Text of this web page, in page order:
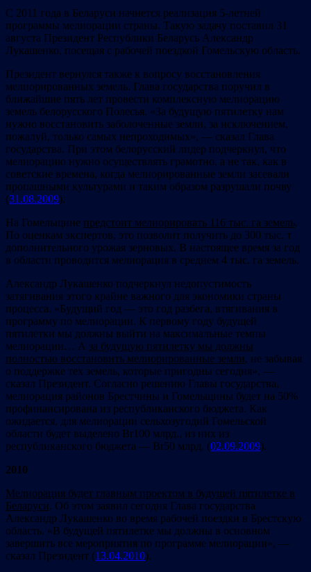
С 2011 года в Беларуси начнется реализация 5-летней
программы мелиорации страны. Такую задачу поставил 31
августа Президент Республики Беларусь Александр
Лукашенко, посещая с рабочей поездкой Гомельскую область.
Президент вернулся также к вопросу восстановления
мелиорированных земель. Глава государства поручил в
ближайшие пять лет провести комплексную мелиорацию
земель белорусского Полесья. «За будущую пятилетку нам
нужно восстановить заболоченные земли, за исключением,
пожалуй, только самых непроходимых», — сказал Глава
государства. При этом белорусский лидер подчеркнул, что
мелиорацию нужно осуществлять грамотно, а не так, как в
советские времена, когда мелиорированные земли засевали
пропашными культурами и таким образом разрушали почву
(31.08.2009).
На Гомельщине предстоит мелиорировать 116 тыс. га земель.
По оценкам экспертов, это позволит получить до 300 тыс. т
дополнительного урожая зерновых. В настоящее время за год
в области проводится мелиорация в среднем 4 тыс. га земель.
Александр Лукашенко подчеркнул недопустимость
затягивания этого крайне важного для экономики страны
процесса. «Будущий год — это год разбега, втягивания в
программу по мелиорации. К первому году будущей
пятилетки мы должны выйти на максимальные темпы
мелиорации… А за будущую пятилетку мы должны
полностью восстановить мелиорированные земли, не забывая
о поддержке тех земель, которые пригодны сегодня», —
сказал Президент. Согласно решению Главы государства,
мелиорация районов Брестчины и Гомельщины будет на 50%
профинансирована из республиканского бюджета. Как
ожидается, для мелиорации сельхозугодий Гомельской
области будет выделено Br100 млрд., из них из
республиканского бюджета — Br50 млрд. (02.09.2009).
2010
Мелиорация будет главным проектом в будущей пятилетке в
Беларуси. Об этом заявил сегодня Глава государства
Александр Лукашенко во время рабочей поездки в Брестскую
область. «В будущей пятилетке мы должны в основном
завершить все мероприятия по программе мелиорации», —
сказал Президент (13.04.2010).